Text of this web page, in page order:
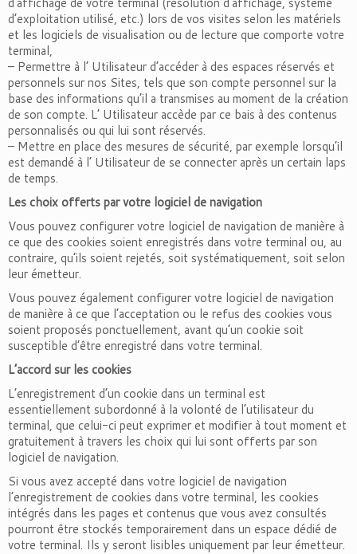
d’exploitation utilisé, etc.) lors de vos visites selon les matériels
et les logiciels de visualisation ou de lecture que comporte votre
terminal,
– Permettre à l’ Utilisateur d’accéder à des espaces réservés et
personnels sur nos Sites, tels que son compte personnel sur la
base des informations qu’il a transmises au moment de la création
de son compte. L’ Utilisateur accède par ce bais à des contenus
personnalisés ou qui lui sont réservés.
– Mettre en place des mesures de sécurité, par exemple lorsqu’il
est demandé à l’ Utilisateur de se connecter après un certain laps
de temps.
Les choix offerts par votre logiciel de navigation
Vous pouvez configurer votre logiciel de navigation de manière à
ce que des cookies soient enregistrés dans votre terminal ou, au
contraire, qu’ils soient rejetés, soit systématiquement, soit selon
leur émetteur.
Vous pouvez également configurer votre logiciel de navigation
de manière à ce que l’acceptation ou le refus des cookies vous
soient proposés ponctuellement, avant qu’un cookie soit
susceptible d’être enregistré dans votre terminal.
L’accord sur les cookies
L’enregistrement d’un cookie dans un terminal est
essentiellement subordonné à la volonté de l’utilisateur du
terminal, que celui-ci peut exprimer et modifier à tout moment et
gratuitement à travers les choix qui lui sont offerts par son
logiciel de navigation.
Si vous avez accepté dans votre logiciel de navigation
l’enregistrement de cookies dans votre terminal, les cookies
intégrés dans les pages et contenus que vous avez consultés
pourront être stockés temporairement dans un espace dédié de
votre terminal. Ils y seront lisibles uniquement par leur émetteur.